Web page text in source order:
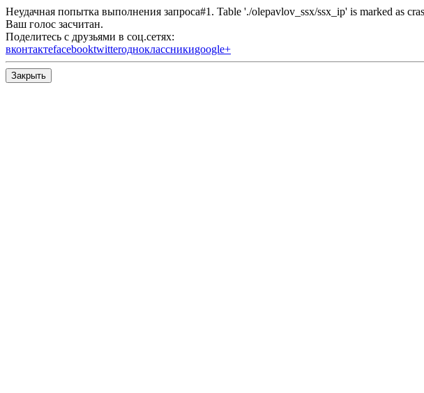
Неудачная попытка выполнения запроса#1. Table './olepavlov_ssx/ssx_ip' is marked as
Ваш голос засчитан.
Поделитесь с друзьями в соц.сетях:
вконтактеfacebooktwitterодноклассникиgoogle+